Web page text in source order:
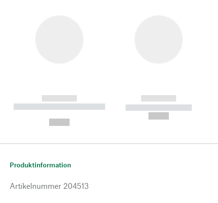
------------
----------- ----------- --------
------------
----------- -----------
Produktinformation
Artikelnummer 204513